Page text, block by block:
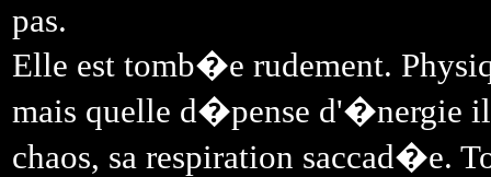
pas.
Elle est tomb�e rudement.
mais quelle d�pense d'�nergie
chaos, sa respiration saccad�e.